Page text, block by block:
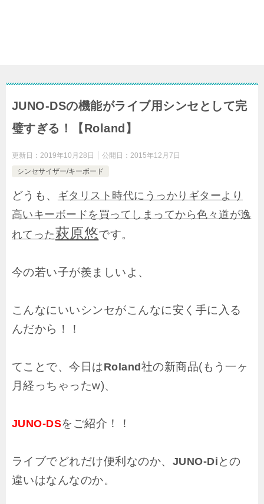
JUNO-DSの機能がライブ用シンセとして完
璧すぎる！【Roland】
更新日： 2019年10月28日 公開日： 2015年12月7日
シンセサイザー/キーボード
どうも、 ギタリスト時代にうっかりギターより
高いキーボードを買ってしまってから色々道が逸
れてった萩原悠です。
今の若い子が羨ましいよ、
こんなにいいシンセがこんなに安く手に入る
んだから！！
てことで、今日はRoland 社の新商品(もう一ヶ
月経っちゃったw)、
JUNO-DSをご紹介！！
ライブでどれだけ便利なのか、 JUNO-Di との
違いはなんなのか。